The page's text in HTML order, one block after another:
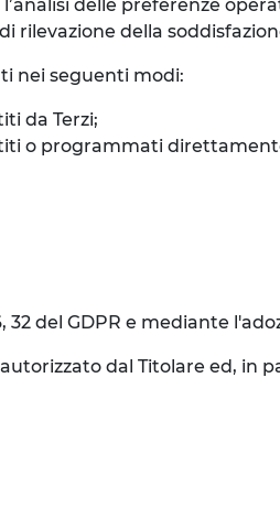
delle preferenze
della
nei seguenti modi:
da Terzi;
o programmati
del GDPR e mediante
dal Titolare ed, in